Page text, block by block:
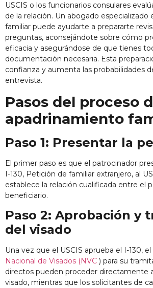
USCIS o los funcionarios consulares
de la relación. Un abogado especializado
familiar puede ayudarte a prepararte
preguntas, aconsejándote sobre cómo
eficacia y asegurándose de que tienes
documentación necesaria. Esta
confianza y aumenta las probabilidades
entrevista.
Pasos del proceso
apadrinamiento
Paso 1: Presentar la
El primer paso es que el patrocinador
I-130, Petición de familiar extranjero, al
establece la relación cualificada entre el
beneficiario.
Paso 2: Aprobación y
del visado
Una vez que el USCIS aprueba el I-130, el
Nacional de Visados (NVC ) para su
directos pueden proceder directamente
visado, mientras que los solicitantes de